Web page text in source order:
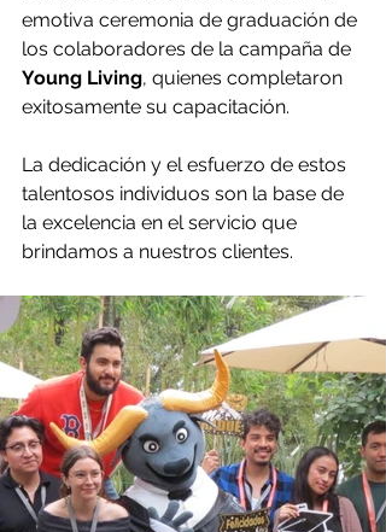
emotiva ceremonia de graduación de
los colaboradores de la campaña de
Young Living, quienes completaron
exitosamente su capacitación.
La dedicación y el esfuerzo de estos
talentosos individuos son la base de
la excelencia en el servicio que
brindamos a nuestros clientes.